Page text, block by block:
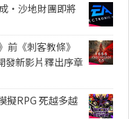
・沙地財團即將
前《刺客教條》
發新影片釋出序章
擬RPG 死越多越